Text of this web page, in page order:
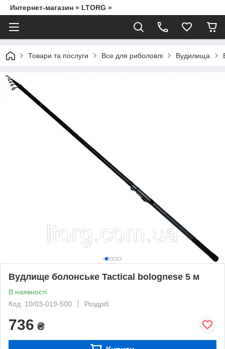
Интернет-магазин « LTORG »
Товари та послуги Все для риболовлі Вудилища
Вудлище болонське Tactical bolognese 5 м
В наявності
Код: 10/03-019-500
Роздріб
736 ₴